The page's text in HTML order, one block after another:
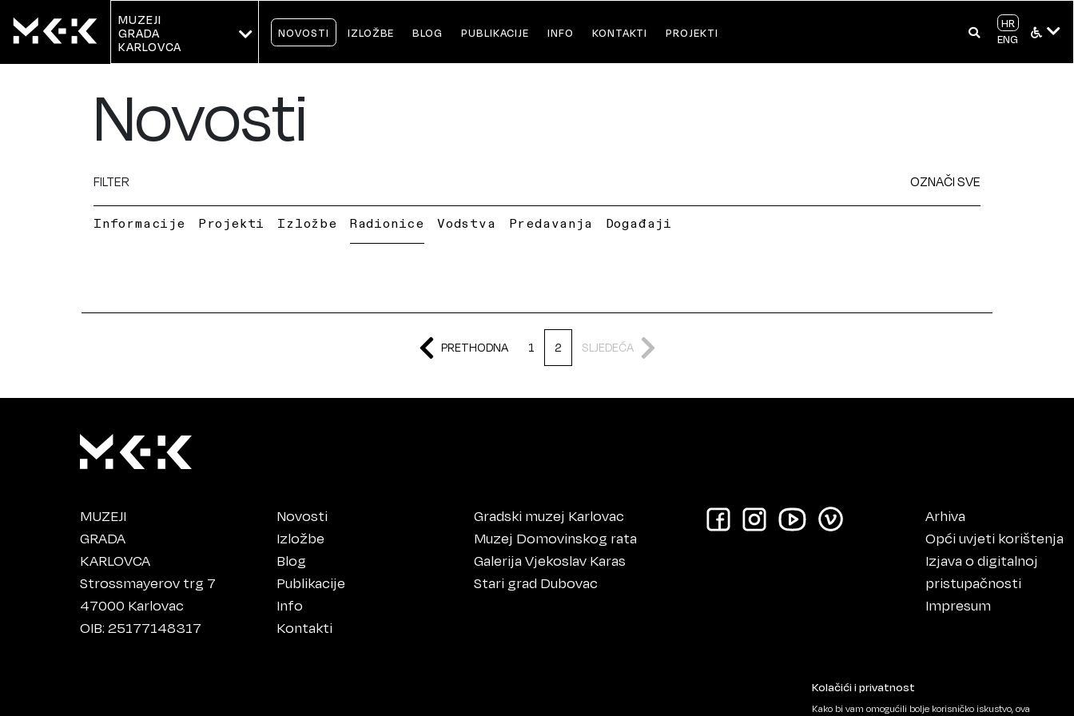
MUZEJI
GRADA
KARLOVCA
NOVOSTI IZLOŽBE BLOG PUBLIKACIJE INFO KONTAKTI PROJEKTI
HR
ENG
Novosti
FILTER OZNAČI SVE
Informacije Projekti Izložbe Radionice Vodstva Predavanja Događaji
PRETHODNA 1 2 SLJEDEĆA
MUZEJI
GRADA
KARLOVCA
Strossmayerov trg 7
47000 Karlovac
OIB: 25177148317
Novosti
Izložbe
Blog
Publikacije
Info
Kontakti
Gradski muzej Karlovac
Muzej Domovinskog rata
Galerija Vjekoslav Karas
Stari grad Dubovac
Arhiva
Opći uvjeti korištenja
Izjava o digitalnoj
pristupačnosti
Impresum
Kolačići i privatnost
Kako bi vam omogućili bolje korisničko iskustvo, ova